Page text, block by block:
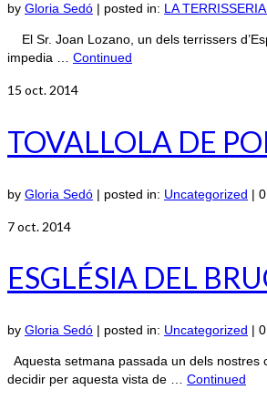
by Gloria Sedó | posted in: LA
El Sr. Joan Lozano, un dels terrissers
impedia … Continued
15 oct. 2014
TOVALLOLA DE
by Gloria Sedó | posted in: Uncategorized | 0
7oct. 2014
ESGLÉSIA DEL
by Gloria Sedó | posted in: Uncategorized | 0
Aquesta setmana passada un dels nostres
decidir per aquesta vista de … Continued